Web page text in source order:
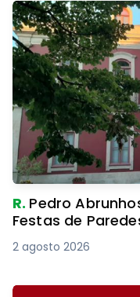
R. Pedro
Festas de
2 agosto 2026